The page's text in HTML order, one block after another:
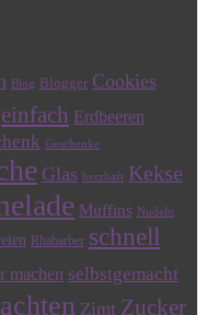
Blog Blogger Cookies
einfach Erdbeeren
Geschenke
Glas herzhaft Kekse
Muffins Nudeln
Rhabarber schnell
machen selbstgemacht
Zimt Zucker